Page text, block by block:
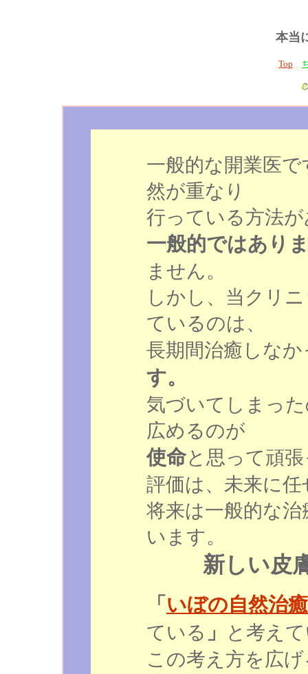
本当
Top
一般的な開業医
然が重なり
行っている方法
一般的ではあり
ません。
しかし、当クリ
ているのは、
長期間治癒しなか
す。
気づいてしまっ
広めるのが
使命と思って頑
評価は、未来に
将来は一般的な
います。
新しい皮
「 いぼの自然治癒
ている 」
と考え
この考え方を広